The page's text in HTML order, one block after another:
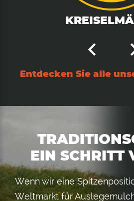
Entdecken Sie alle
EIN SCHRITT
Wenn wir eine
Weltmarkt für